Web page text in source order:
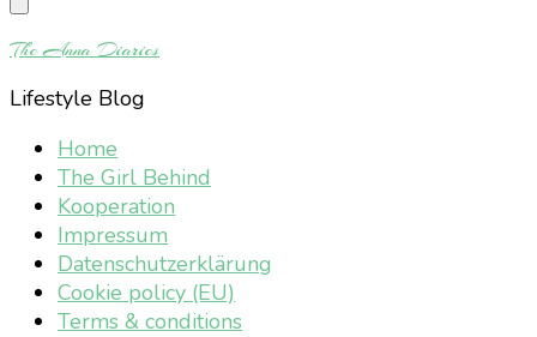
The Anna Diaries
Lifestyle Blog
Home
The Girl Behind
Kooperation
Impressum
Datenschutzerklärung
Cookie policy (EU)
Terms & conditions